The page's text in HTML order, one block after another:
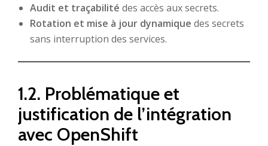
Audit et traçabilité des accès aux secrets.
Rotation et mise à jour dynamique des secrets
sans interruption des services.
1.2. Problématique et
justification de l’intégration
avec OpenShift